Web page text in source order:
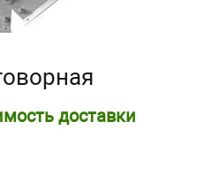
доставки